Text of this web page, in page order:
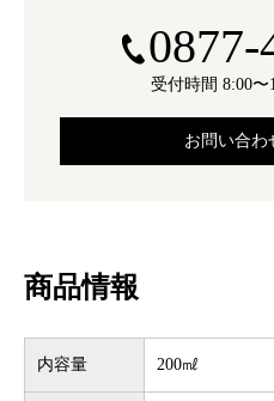
0877-
受付時間 8:00〜
お問い合わ
商品情報
内容量 200㎖